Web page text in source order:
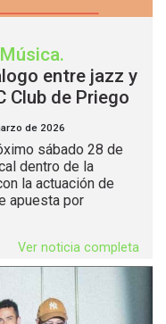
Música.
entre jazz y
Club de Priego
de 2026
sábado 28 de
dentro de la
la actuación de
apuesta por
Ver noticia completa